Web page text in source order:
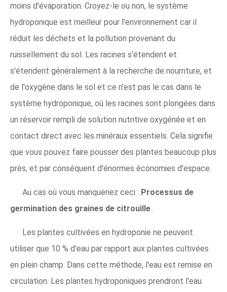
moins d'évaporation. Croyez-le ou non, le système
hydroponique est meilleur pour l'environnement car il
réduit les déchets et la pollution provenant du
ruissellement du sol. Les racines s'étendent et
s'étendent généralement à la recherche de nourriture, et
de l'oxygène dans le sol et ce n'est pas le cas dans le
système hydroponique, où les racines sont plongées dans
un réservoir rempli de solution nutritive oxygénée et en
contact direct avec les minéraux essentiels. Cela signifie
que vous pouvez faire pousser des plantes beaucoup plus
près, et par conséquent d'énormes économies d'espace.
Au cas où vous manqueriez ceci : Processus de
germination des graines de citrouille .
Les plantes cultivées en hydroponie ne peuvent
utiliser que 10 % d'eau par rapport aux plantes cultivées
en plein champ. Dans cette méthode, l'eau est remise en
circulation. Les plantes hydroponiques prendront l'eau